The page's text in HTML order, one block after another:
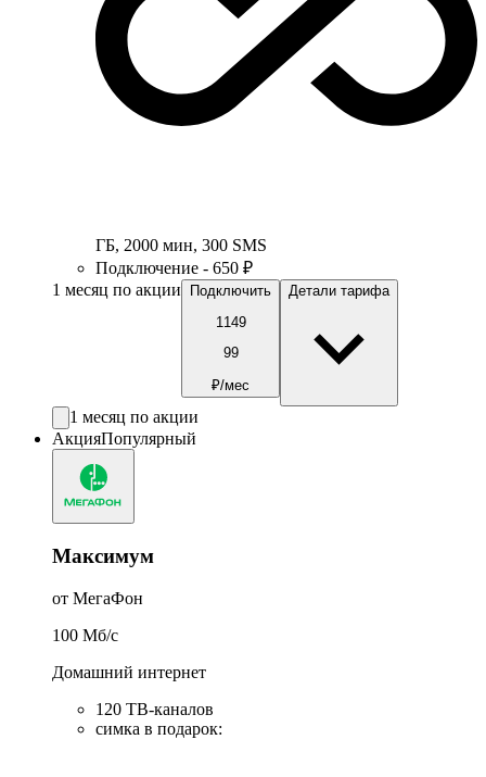
ГБ, 2000 мин, 300 SMS
Подключение - 650 ₽
1 месяц по акции
Подключить
1149
99
₽/мес
Детали тарифа
1 месяц по акции
АкцияПопулярный
Максимум
от МегаФон
100 Мб/c
Домашний интернет
120 ТВ-каналов
симка в подарок: